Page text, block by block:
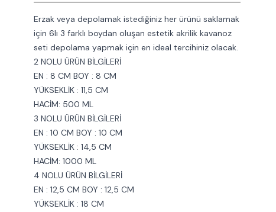
Erzak veya depolamak istediğiniz her ürünü saklamak
için 6lı 3 farklı boydan oluşan estetik akrilik kavanoz
seti depolama yapmak için en ideal tercihiniz olacak.
2 NOLU ÜRÜN BİLGİLERİ
EN : 8 CM BOY : 8 CM
YÜKSEKLİK : 11,5 CM
HACİM: 500 ML
3 NOLU ÜRÜN BİLGİLERİ
EN : 10 CM BOY : 10 CM
YÜKSEKLİK : 14,5 CM
HACİM: 1000 ML
4 NOLU ÜRÜN BİLGİLERİ
EN : 12,5 CM BOY : 12,5 CM
YÜKSEKLİK : 18 CM